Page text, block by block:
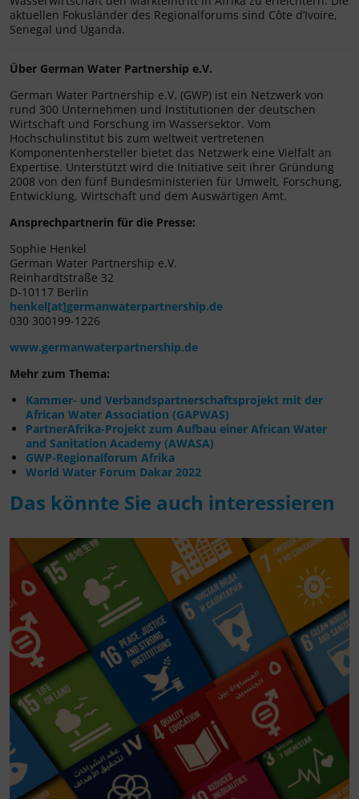
aktuellen Fokusländer des Regionalforums sind Côte d’Ivoire,
Senegal und Uganda.
Über German Water Partnership e.V.
German Water Partnership e.V. (GWP) ist ein Netzwerk von
rund 300 Unternehmen und Institutionen der deutschen
Wirtschaft und Forschung im Wassersektor. Vom
Hochschulinstitut bis zum weltweit vertretenen
Komponentenhersteller bietet das Netzwerk eine Vielfalt an
Expertise. Unterstützt wird die Initiative seit ihrer Gründung
2008 von den fünf Bundesministerien für Umwelt, Forschung,
Entwicklung, Wirtschaft und dem Auswärtigen Amt.
Ansprechpartnerin für die Presse:
Sophie Henkel
German Water Partnership e.V.
Reinhardtstraße 32
D-10117 Berlin
henkel[at]germanwaterpartnership.de
030 300199-1226
www.germanwaterpartnership.de
Mehr zum Thema:
Kammer- und Verbandspartnerschaftsprojekt mit der
African Water Association (GAPWAS)
PartnerAfrika-Projekt zum Aufbau einer African Water
and Sanitation Academy (AWASA)
GWP-Regionalforum Afrika
World Water Forum Dakar 2022
Das könnte Sie auch interessieren